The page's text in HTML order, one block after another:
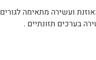
מאוזנת ועשירה מתאימה לגורים
בערכים תזונתיים .